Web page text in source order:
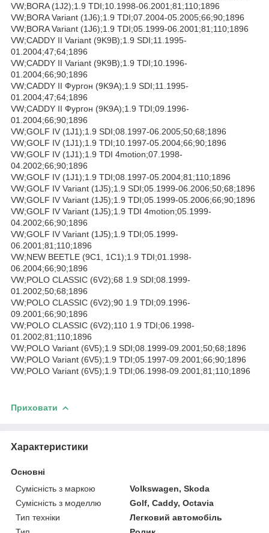
VW;BORA (1J2);1.9 TDI;10.1998-06.2001;81;110;1896
VW;BORA Variant (1J6);1.9 TDI;07.2004-05.2005;66;90;1896
VW;BORA Variant (1J6);1.9 TDI;05.1999-06.2001;81;110;1896
VW;CADDY II Variant (9K9B);1.9 SDI;11.1995-
01.2004;47;64;1896
VW;CADDY II Variant (9K9B);1.9 TDI;10.1996-
01.2004;66;90;1896
VW;CADDY II Фургон (9K9A);1.9 SDI;11.1995-
01.2004;47;64;1896
VW;CADDY II Фургон (9K9A);1.9 TDI;09.1996-
01.2004;66;90;1896
VW;GOLF IV (1J1);1.9 SDI;08.1997-06.2005;50;68;1896
VW;GOLF IV (1J1);1.9 TDI;10.1997-05.2004;66;90;1896
VW;GOLF IV (1J1);1.9 TDI 4motion;07.1998-
04.2002;66;90;1896
VW;GOLF IV (1J1);1.9 TDI;08.1997-05.2004;81;110;1896
VW;GOLF IV Variant (1J5);1.9 SDI;05.1999-06.2006;50;68;1896
VW;GOLF IV Variant (1J5);1.9 TDI;05.1999-05.2006;66;90;1896
VW;GOLF IV Variant (1J5);1.9 TDI 4motion;05.1999-
04.2002;66;90;1896
VW;GOLF IV Variant (1J5);1.9 TDI;05.1999-
06.2001;81;110;1896
VW;NEW BEETLE (9C1, 1C1);1.9 TDI;01.1998-
06.2004;66;90;1896
VW;POLO CLASSIC (6V2);68 1.9 SDI;08.1999-
01.2002;50;68;1896
VW;POLO CLASSIC (6V2);90 1.9 TDI;09.1996-
09.2001;66;90;1896
VW;POLO CLASSIC (6V2);110 1.9 TDI;06.1998-
01.2002;81;110;1896
VW;POLO Variant (6V5);1.9 SDI;08.1999-09.2001;50;68;1896
VW;POLO Variant (6V5);1.9 TDI;05.1997-09.2001;66;90;1896
VW;POLO Variant (6V5);1.9 TDI;06.1998-09.2001;81;110;1896
Приховати
Характеристики
Основні
Сумісність з маркою
Volkswagen, Skoda
Сумісність з моделлю
Golf, Caddy, Octavia
Тип техніки
Легковий автомобіль